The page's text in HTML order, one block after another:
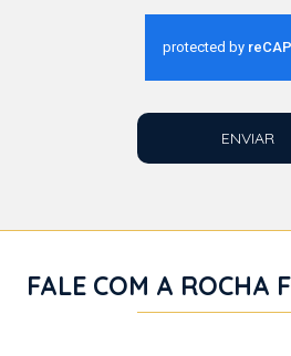
ENVIAR
FALE COM A ROCHA